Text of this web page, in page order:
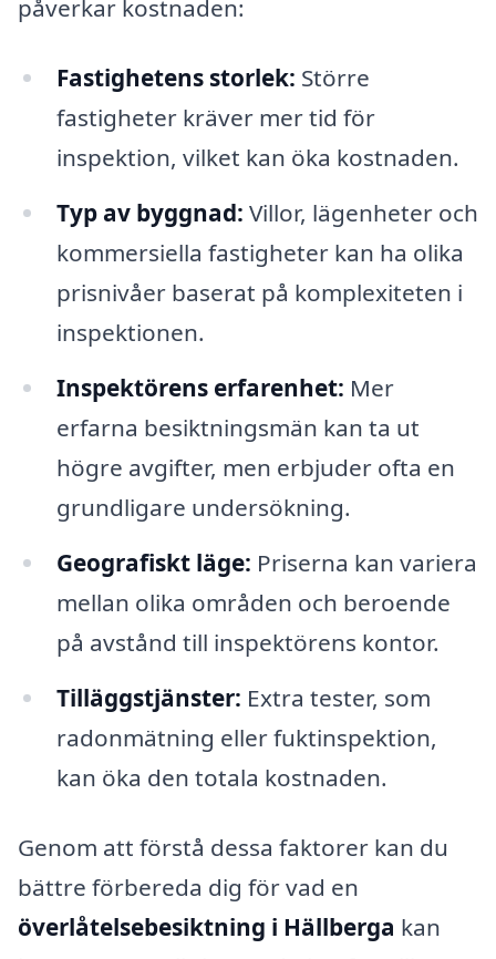
påverkar kostnaden:
Fastighetens storlek: Större
fastigheter kräver mer tid för
inspektion, vilket kan öka kostnaden.
Typ av byggnad: Villor, lägenheter och
kommersiella fastigheter kan ha olika
prisnivåer baserat på komplexiteten i
inspektionen.
Inspektörens erfarenhet: Mer
erfarna besiktningsmän kan ta ut
högre avgifter, men erbjuder ofta en
grundligare undersökning.
Geografiskt läge: Priserna kan variera
mellan olika områden och beroende
på avstånd till inspektörens kontor.
Tilläggstjänster: Extra tester, som
radonmätning eller fuktinspektion,
kan öka den totala kostnaden.
Genom att förstå dessa faktorer kan du
bättre förbereda dig för vad en
överlåtelsebesiktning i Hällberga kan